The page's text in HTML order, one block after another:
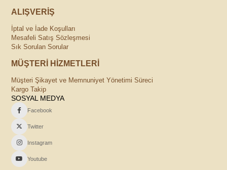
ALIŞVERİŞ
İptal ve İade Koşulları
Mesafeli Satış Sözleşmesi
Sık Sorulan Sorular
MÜŞTERİ HİZMETLERİ
Müşteri Şikayet ve Memnuniyet Yönetimi Süreci
Kargo Takip
SOSYAL MEDYA
Facebook
Twitter
Instagram
Youtube